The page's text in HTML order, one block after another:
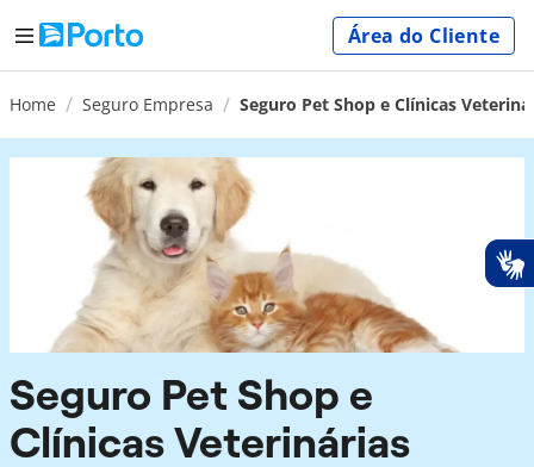
Área do Cliente
Home Seguro Empresa Seguro Pet Shop e Clínicas
Seguro Pet Shop e
Clínicas Veterinárias